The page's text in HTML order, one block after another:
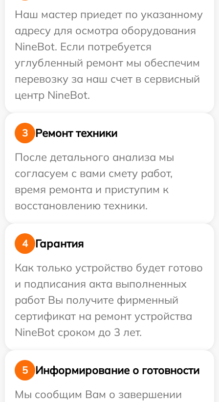
Наш мастер приедет по указанному
адресу для осмотра оборудования
NineBot. Если потребуется
углубленный ремонт мы обеспечим
перевозку за наш счет в сервисный
центр NineBot.
3
Ремонт техники
После детального анализа мы
согласуем с вами смету работ,
время ремонта и приступим к
восстановлению техники.
4
Гарантия
Как только устройство будет готово
и подписания акта выполненных
работ Вы получите фирменный
сертификат на ремонт устройства
NineBot сроком до 3 лет.
5
Информирование о готовности
Мы сообщим Вам о завершении